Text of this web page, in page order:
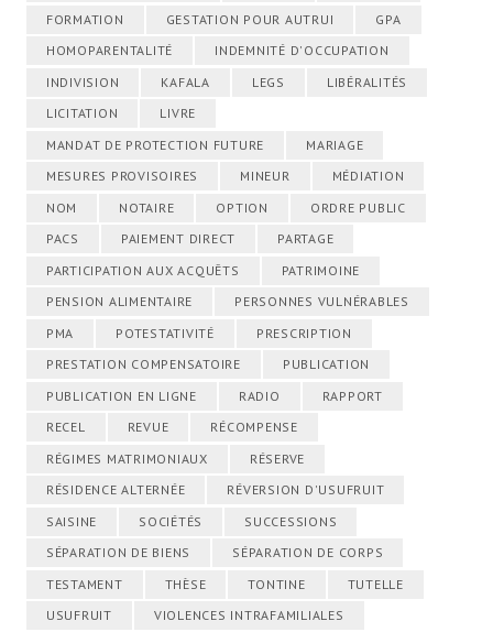
FORMATION
GESTATION POUR AUTRUI
GPA
HOMOPARENTALITÉ
INDEMNITÉ D'OCCUPATION
INDIVISION
KAFALA LEGS
LIBÉRALITÉS
LICITATION
LIVRE
MANDAT DE PROTECTION FUTURE
MARIAGE
MESURES PROVISOIRES
MINEUR
MÉDIATION
NOM
NOTAIRE OPTION
ORDRE PUBLIC
PACS
PAIEMENT DIRECT
PARTAGE
PARTICIPATION AUX ACQUÊTS
PATRIMOINE
PENSION ALIMENTAIRE
PERSONNES VULNÉRABLES
PMA
POTESTATIVITÉ
PRESCRIPTION
PRESTATION COMPENSATOIRE
PUBLICATION
PUBLICATION EN LIGNE
RADIO
RAPPORT
RECEL
REVUE
RÉCOMPENSE
RÉGIMES MATRIMONIAUX
RÉSERVE
RÉSIDENCE ALTERNÉE
RÉVERSION D'USUFRUIT
SAISINE
SOCIÉTÉS
SUCCESSIONS
SÉPARATION DE BIENS
SÉPARATION DE CORPS
TESTAMENT
THÈSE TONTINE
TUTELLE
USUFRUIT
VIOLENCES INTRAFAMILIALES